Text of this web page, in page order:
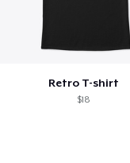
Retro T-shirt
$18